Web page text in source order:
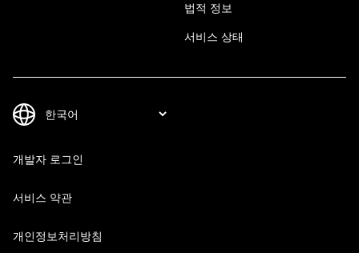
법적 정보
서비스 상태
개발자 로그인
서비스 약관
개인정보처리방침